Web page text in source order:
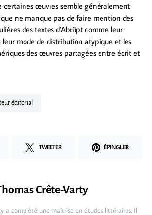
certaines œuvres semble généralement
ne manque pas de faire mention des
des textes d’Abrüpt comme leur
leur mode de distribution atypique et les
des œuvres partagées entre écrit et
éditorial
TWEETER ÉPINGLER
Crête-Varty
a complété une maîtrise en études littéraires. Il